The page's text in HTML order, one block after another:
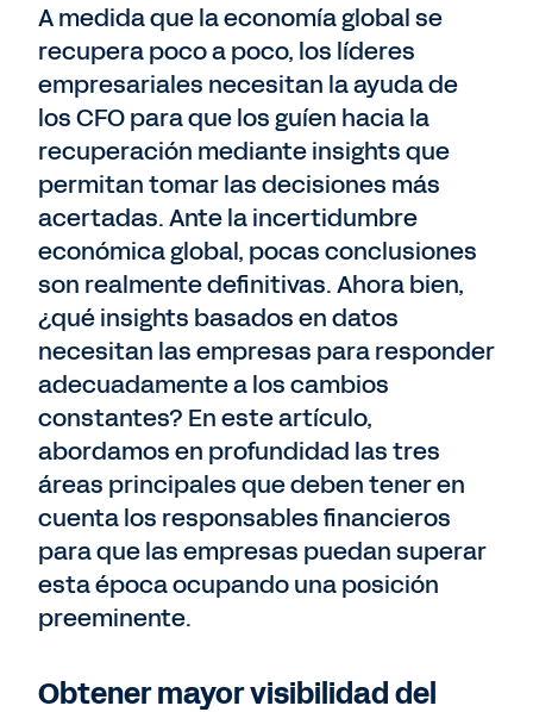
A medida que la economía global se
recupera poco a poco, los líderes
empresariales necesitan la ayuda de
los CFO para que los guíen hacia la
recuperación mediante insights que
permitan tomar las decisiones más
acertadas. Ante la incertidumbre
económica global, pocas conclusiones
son realmente definitivas. Ahora bien,
¿qué insights basados en datos
necesitan las empresas para responder
adecuadamente a los cambios
constantes? En este artículo,
abordamos en profundidad las tres
áreas principales que deben tener en
cuenta los responsables financieros
para que las empresas puedan superar
esta época ocupando una posición
preeminente.
Obtener mayor visibilidad del